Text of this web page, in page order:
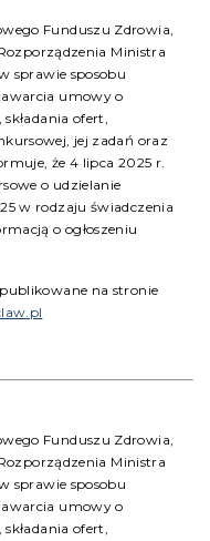
Funduszu Zdrowia,
Ministra
sprawie sposobu
umowy o
ofert,
jej zadań oraz
że 4 lipca 2025 r.
o udzielanie
w rodzaju świadczenia
o ogłoszeniu
na stronie
Funduszu Zdrowia,
Ministra
sprawie sposobu
umowy o
ofert,